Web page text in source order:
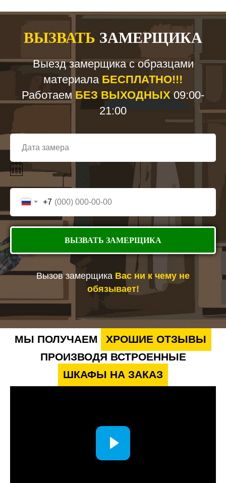
ВЫЗВАТЬ ЗАМЕРЩИКА
Выезд замерщика с образцами
материала БЕСПЛАТНО!!!
Работаем БЕЗ ВЫХОДНЫХ09:00-
21:00
+7
ВЫЗВАТЬ ЗАМЕРЩИКА
Вызов замерщика Вас ни к чему не
обязывает!
МЫ ПОЛУЧАЕМ
ХРОШИЕ ОТЗЫВЫ
ПРОИЗВОДЯ ВСТРОЕННЫЕ
ШКАФЫ НА ЗАКАЗ